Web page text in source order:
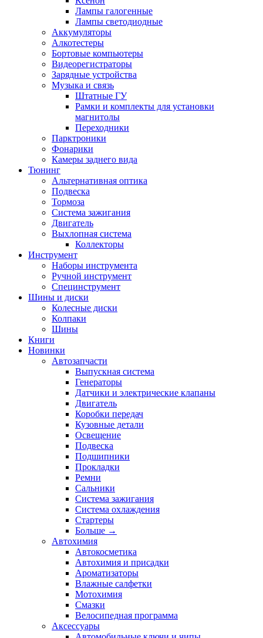
Лампы галогенные
Лампы светодиодные
Аккумуляторы
Алкотестеры
Бортовые компьютеры
Видеорегистраторы
Зарядные устройства
Музыка и связь
Штатные ГУ
Рамки и комплекты для установки
магнитолы
Переходники
Парктроники
Фонарики
Камеры заднего вида
Тюнинг
Альтернативная оптика
Подвеска
Тормоза
Система зажигания
Двигатель
Выхлопная система
Коллекторы
Инструмент
Наборы инструмента
Ручной инструмент
Специнструмент
Шины и диски
Колесные диски
Колпаки
Шины
Книги
Новинки
Автозапчасти
Выпускная система
Генераторы
Датчики и электрические клапаны
Двигатель
Коробки передач
Кузовные детали
Освещение
Подвеска
Подшипники
Прокладки
Ремни
Сальники
Система зажигания
Система охлаждения
Стартеры
Больше →
Автохимия
Автокосметика
Автохимия и присадки
Ароматизаторы
Влажные салфетки
Мотохимия
Смазки
Велосипедная программа
Аксессуары